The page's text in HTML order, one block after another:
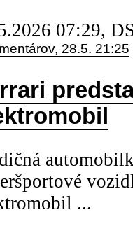
07:29,
28.5. 21:25
...